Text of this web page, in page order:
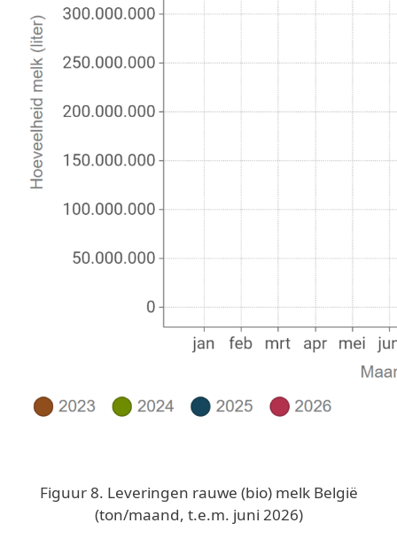
Figuur 8. Leveringen rauwe (bio) melk België
(ton/maand, t.e.m. juni 2026)